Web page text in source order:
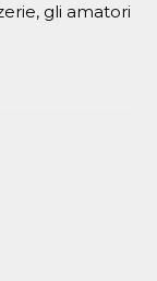
gli amatori